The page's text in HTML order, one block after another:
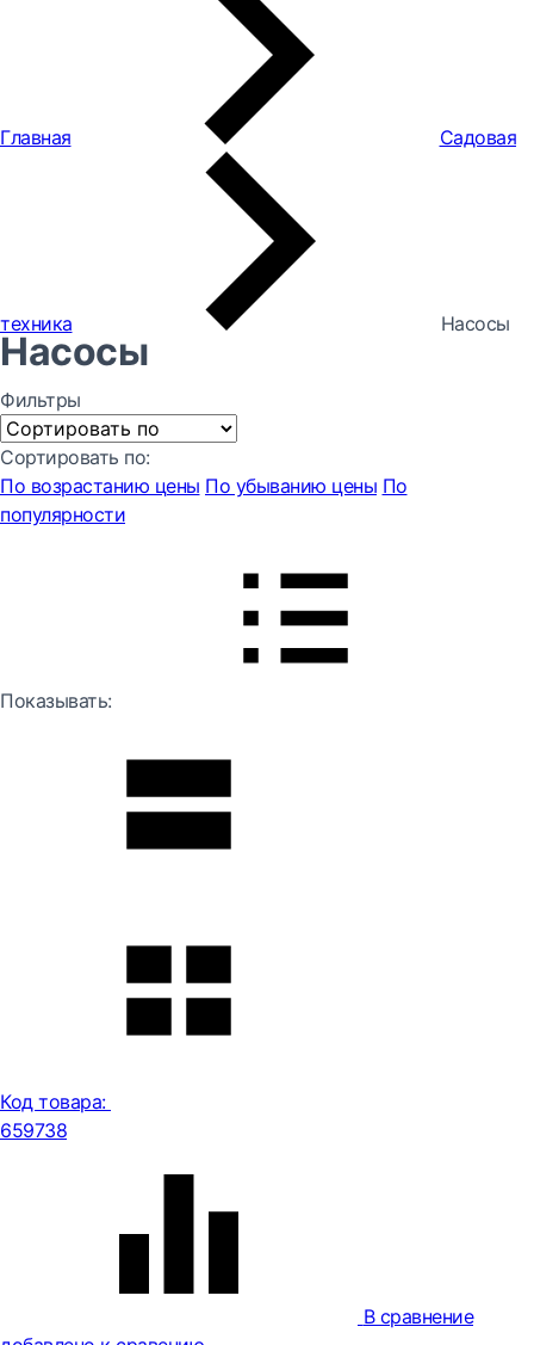
Главная Садовая
техника Насосы
Насосы
Фильтры
Сортировать по:
По возрастанию цены По убыванию цены По
популярности
Показывать:
Код товара:
659738
В сравнение